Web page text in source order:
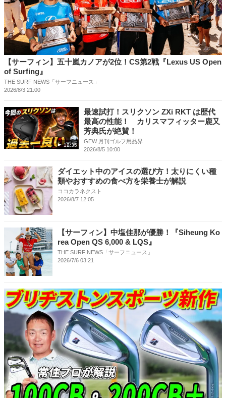
【サーフィン】五十嵐カノアが2位！CS第2戦『Lexus US Open
of Surfing』
THE SURF NEWS「サーフニュース」
2026/8/3 21:00
12:35
最速試打！スリクソン ZXi RKT は歴代
最高の性能！ カリスマフィッター鹿又
芳典氏が絶賛！
GEW 月刊ゴルフ用品界
2026/8/5 10:00
ダイエット中のアイスの選び方！太りにくい種
類やおすすめの食べ方を栄養士が解説
ココカラネクスト
2026/8/7 12:05
【サーフィン】中塩佳那が優勝！『Siheung Ko
rea Open QS 6,000 & LQS』
THE SURF NEWS「サーフニュース」
2026/7/6 03:21